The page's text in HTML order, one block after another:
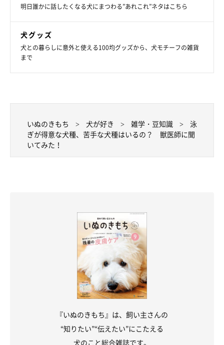
いぬのきもち投稿写真ギャラリー
犬が水を嫌がる原因は？
明日誰かに話したくなる犬にまつわる”あれこれ”ネタはこちら
犬グッズ
犬との暮らしに意外と使える100均グッズから、犬モチーフの雑貨
まで
いぬのきもち 犬が好き 雑学・豆知識
泳
ぎが得意な犬種、苦手な犬種はいるの？ 獣医師に聞
いてみた！
『いぬのきもち』は、飼い主さんの
“知りたい”“伝えたい”にこたえる
犬のこと総合雑誌です。